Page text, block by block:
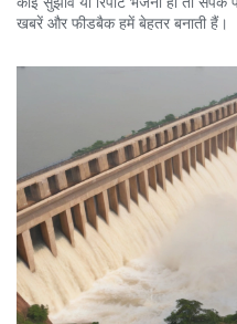
खबरें और फीडबैक हमें बेहतर बनाती हैं।